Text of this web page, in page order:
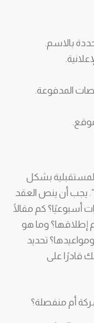
بالاسم.
المدفوعة.
بشكل
يجب أن ينص العقد
أسبوعيًا؟ كم مقالًا
إطلاقها؟ وما هو
تحديد
قادرًا على
أم منفصلة؟